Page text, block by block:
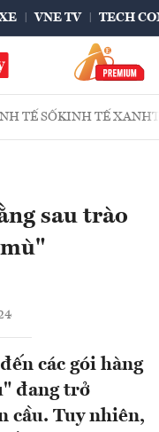
VNE TV TECH
TẾ SỐKINH TẾ XANH
sau trào
các gói hàng
đang trở
cầu. Tuy nhiên,